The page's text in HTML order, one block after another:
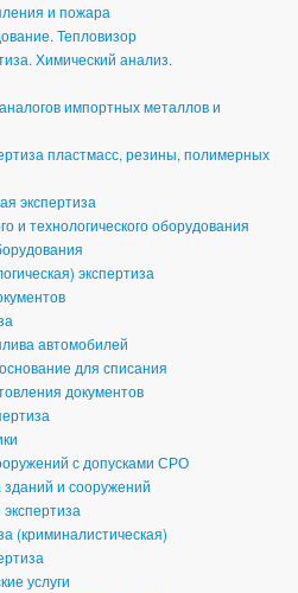
и пожара
Тепловизор
Химический анализ.
импортных металлов и
пластмасс, резины, полимерных
экспертиза
и технологического оборудования
экспертиза
автомобилей
для списания
документов
с допусками СРО
зданий и сооружений
(криминалистическая)
услуги